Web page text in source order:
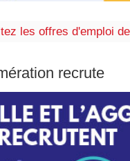
les offres d'emploi
recrute